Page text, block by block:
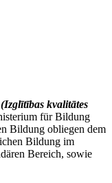
kvalitātes
für Bildung
Bildung obliegen dem
Bildung im
Bereich, sowie